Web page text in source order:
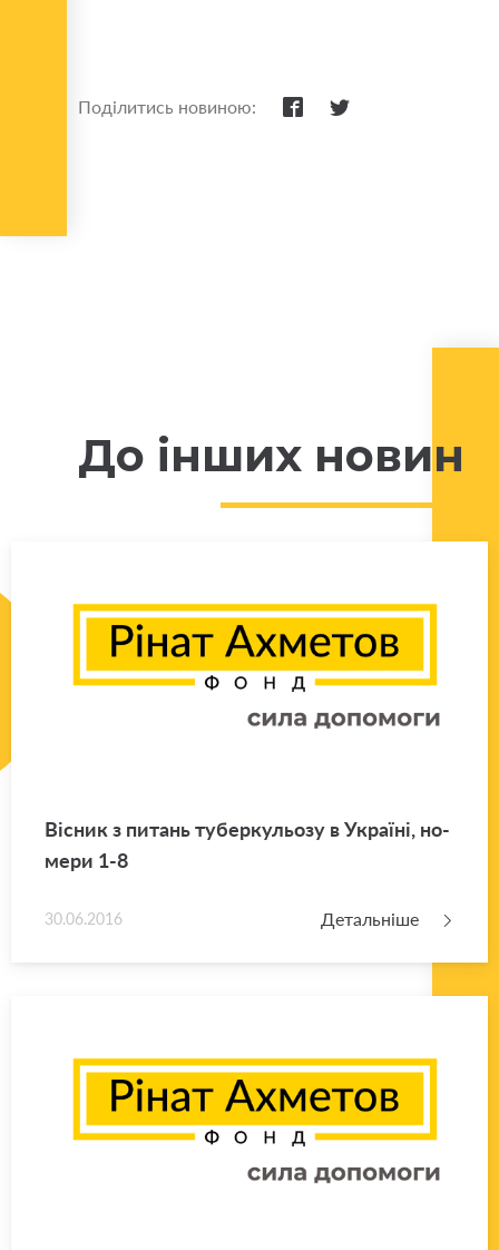
Поділитись новиною:
До інших новин
Ві­сник з пи­тань ту­бер­ку­льо­зу в Укра­ї­ні, но­
ме­ри 1-8
30.06.2016 Детальніше